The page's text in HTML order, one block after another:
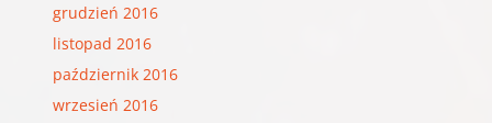
grudzień 2016
listopad 2016
październik 2016
wrzesień 2016